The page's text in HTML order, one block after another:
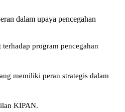
dalam upaya pencegahan
program pencegahan
memiliki peran strategis dalam
KIPAN.